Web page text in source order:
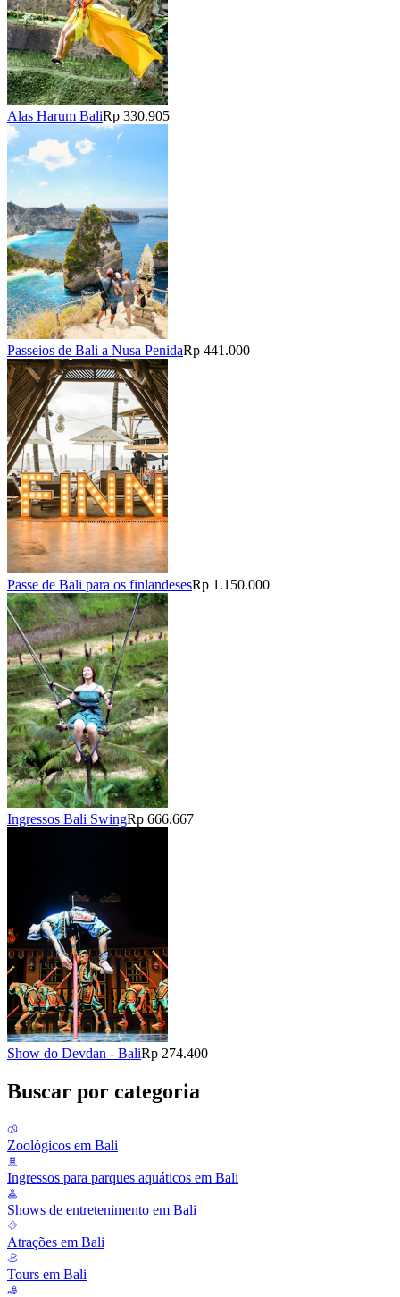
Alas Harum BaliRp 330.905
Passeios de Bali a Nusa PenidaRp 441.000
Passe de Bali para os finlandesesRp 1.150.000
Ingressos Bali SwingRp 666.667
Show do Devdan - BaliRp 274.400
Buscar por categoria
Zoológicos em Bali
Ingressos para parques aquáticos em Bali
Shows de entretenimento em Bali
Atrações em Bali
Tours em Bali